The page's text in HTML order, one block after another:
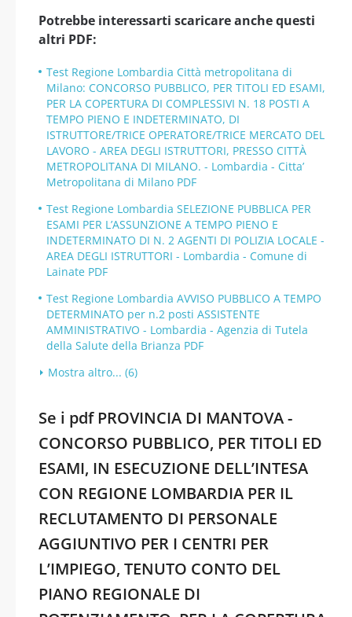
Potrebbe interessarti scaricare anche questi
altri PDF:
Test Regione Lombardia Città metropolitana di
Milano: CONCORSO PUBBLICO, PER TITOLI ED ESAMI,
PER LA COPERTURA DI COMPLESSIVI N. 18 POSTI A
TEMPO PIENO E INDETERMINATO, DI
ISTRUTTORE/TRICE OPERATORE/TRICE MERCATO DEL
LAVORO - AREA DEGLI ISTRUTTORI, PRESSO CITTÀ
METROPOLITANA DI MILANO. - Lombardia - Citta’
Metropolitana di Milano PDF
Test Regione Lombardia SELEZIONE PUBBLICA PER
ESAMI PER L’ASSUNZIONE A TEMPO PIENO E
INDETERMINATO DI N. 2 AGENTI DI POLIZIA LOCALE -
AREA DEGLI ISTRUTTORI - Lombardia - Comune di
Lainate PDF
Test Regione Lombardia AVVISO PUBBLICO A TEMPO
DETERMINATO per n.2 posti ASSISTENTE
AMMINISTRATIVO - Lombardia - Agenzia di Tutela
della Salute della Brianza PDF
Mostra altro... (6)
Se i pdf PROVINCIA DI MANTOVA -
CONCORSO PUBBLICO, PER TITOLI ED
ESAMI, IN ESECUZIONE DELL’INTESA
CON REGIONE LOMBARDIA PER IL
RECLUTAMENTO DI PERSONALE
AGGIUNTIVO PER I CENTRI PER
L’IMPIEGO, TENUTO CONTO DEL
PIANO REGIONALE DI